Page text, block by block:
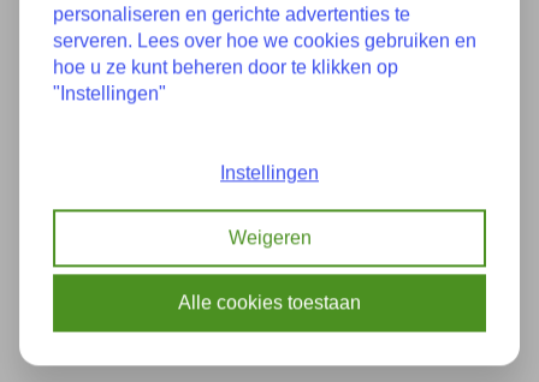
Add to wish list
Buy now
Specifications
personaliseren en gerichte advertenties te
serveren. Lees over hoe we cookies gebruiken en
hoe u ze kunt beheren door te klikken op
"Instellingen"
Instellingen
Weigeren
Alle cookies toestaan